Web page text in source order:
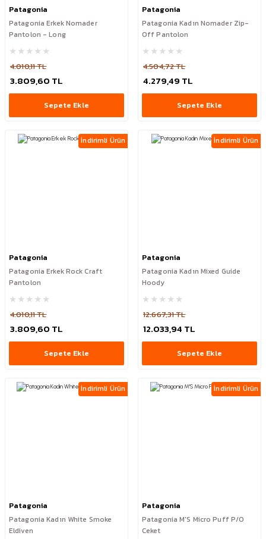
Patagonia
Patagonia Erkek Nomader
Pantolon - Long
4.010,11 TL
3.809,60 TL
Sepete Ekle
Patagonia
Patagonia Kadın Nomader Zip-
Off Pantolon
4.504,72 TL
4.279,49 TL
Sepete Ekle
İndirimli Ürün
Patagonia
Patagonia Erkek Rock Craft
Pantolon
4.010,11 TL
3.809,60 TL
Sepete Ekle
İndirimli Ürün
Patagonia
Patagonia Kadın Mixed Guide
Hoody
12.667,31 TL
12.033,94 TL
Sepete Ekle
İndirimli Ürün
Patagonia
Patagonia Kadın White Smoke
Eldiven
İndirimli Ürün
Patagonia
Patagonia M'S Micro Puff P/O
Ceket